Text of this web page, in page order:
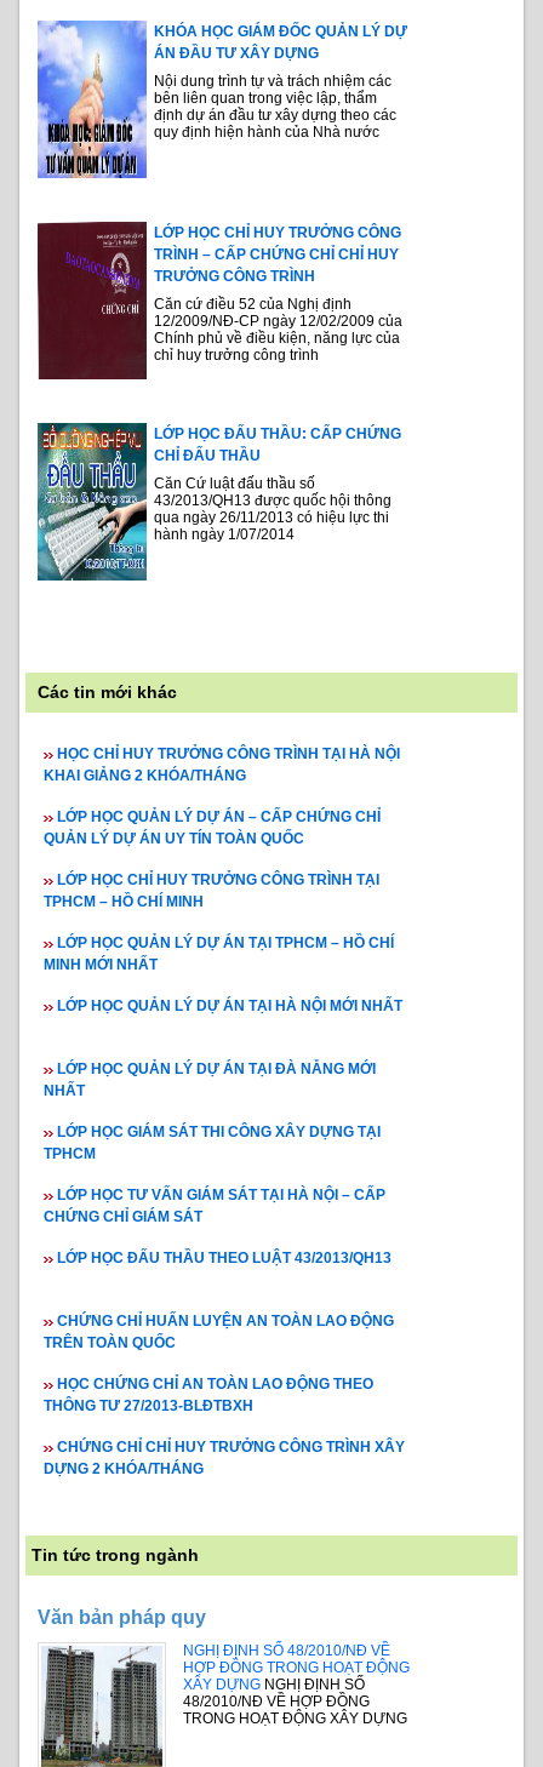
KHÓA HỌC GIÁM ĐỐC QUẢN LÝ DỰ
ÁN ĐẦU TƯ XÂY DỰNG
Nội dung trình tự và trách nhiệm các
bên liên quan trong việc lập, thẩm
định dự án đầu tư xây dựng theo các
quy định hiện hành của Nhà nước
LỚP HỌC CHỈ HUY TRƯỞNG CÔNG
TRÌNH – CẤP CHỨNG CHỈ CHỈ HUY
TRƯỞNG CÔNG TRÌNH
Căn cứ điều 52 của Nghị định
12/2009/NĐ-CP ngày 12/02/2009 của
Chính phủ về điều kiện, năng lực của
chỉ huy trưởng công trình
LỚP HỌC ĐẤU THẦU: CẤP CHỨNG
CHỈ ĐẤU THẦU
Căn Cứ luật đấu thầu số
43/2013/QH13 được quốc hội thông
qua ngày 26/11/2013 có hiệu lực thi
hành ngày 1/07/2014
Các tin mới khác
HỌC CHỈ HUY TRƯỞNG CÔNG TRÌNH TẠI HÀ NỘI
KHAI GIẢNG 2 KHÓA/THÁNG
LỚP HỌC QUẢN LÝ DỰ ÁN – CẤP CHỨNG CHỈ
QUẢN LÝ DỰ ÁN UY TÍN TOÀN QUỐC
LỚP HỌC CHỈ HUY TRƯỞNG CÔNG TRÌNH TẠI
TPHCM – HỒ CHÍ MINH
LỚP HỌC QUẢN LÝ DỰ ÁN TẠI TPHCM – HỒ CHÍ
MINH MỚI NHẤT
LỚP HỌC QUẢN LÝ DỰ ÁN TẠI HÀ NỘI MỚI NHẤT
LỚP HỌC QUẢN LÝ DỰ ÁN TẠI ĐÀ NẴNG MỚI
NHẤT
LỚP HỌC GIÁM SÁT THI CÔNG XÂY DỰNG TẠI
TPHCM
LỚP HỌC TƯ VẤN GIÁM SÁT TẠI HÀ NỘI – CẤP
CHỨNG CHỈ GIÁM SÁT
LỚP HỌC ĐẤU THẦU THEO LUẬT 43/2013/QH13
CHỨNG CHỈ HUẤN LUYỆN AN TOÀN LAO ĐỘNG
TRÊN TOÀN QUỐC
HỌC CHỨNG CHỈ AN TOÀN LAO ĐỘNG THEO
THÔNG TƯ 27/2013-BLĐTBXH
CHỨNG CHỈ CHỈ HUY TRƯỞNG CÔNG TRÌNH XÂY
DỰNG 2 KHÓA/THÁNG
Tin tức trong ngành
Văn bản pháp quy
NGHỊ ĐỊNH SỐ 48/2010/NĐ VỀ
HỢP ĐỒNG TRONG HOẠT ĐỘNG
XÂY DỰNG NGHỊ ĐỊNH SỐ
48/2010/NĐ VỀ HỢP ĐỒNG
TRONG HOẠT ĐỘNG XÂY DỰNG